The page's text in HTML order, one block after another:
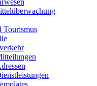
Tourismus